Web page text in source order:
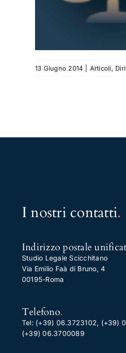
13 Giugno 2014 Articoli,
I nostri contatti.
Indirizzo postale
Studio Legale Scicchitano
Via Emilio Faà di Bruno, 4
00195-Roma
Telefono.
Tel: (+39) 06.3723102, (+39)
(+39) 06.3700089